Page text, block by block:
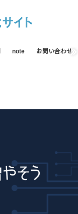
note お問い合わせ